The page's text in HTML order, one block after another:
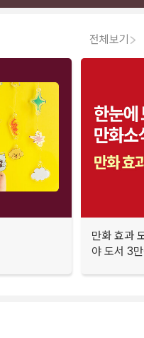
전체보기
만화 효과
야 도서 3